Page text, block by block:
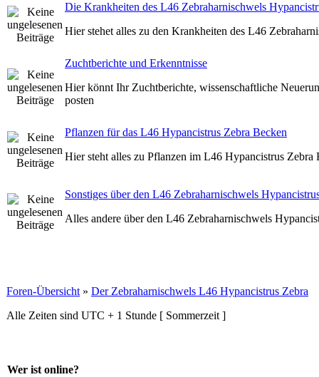
Die Krankheiten des L46 Zebraharnischwels
Hier stehet alles zu den Krankheiten des L46
Zuchtberichte und Erkenntnisse
Hier könnt Ihr Zuchtberichte, wissenschaftliche
posten
Pflanzen für das L46 Hypancistrus Zebra Becken
Hier steht alles zu Pflanzen im L46 Hypancistrus Zebra
Sonstiges über den L46 Zebraharnischwels
Alles andere über den L46 Zebraharnischwels
Foren-Übersicht » Der Zebraharnischwels L46 Hypancistrus Zebra
Alle Zeiten sind UTC + 1 Stunde [ Sommerzeit ]
Wer ist online?